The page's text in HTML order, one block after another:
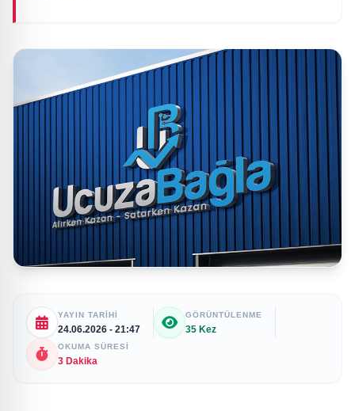
YAYIN TARIHI
24.06.2026 - 21:47
GÖRÜNTÜLENME
35 Kez
OKUMA SÜRESI
3 Dakika